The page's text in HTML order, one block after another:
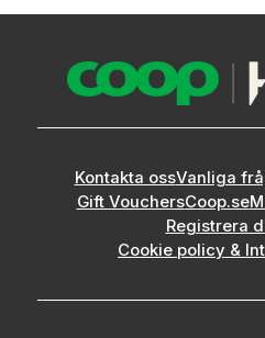
Kontakta ossVanliga
Gift VouchersCoop.se
Registrera
Cookie policy &